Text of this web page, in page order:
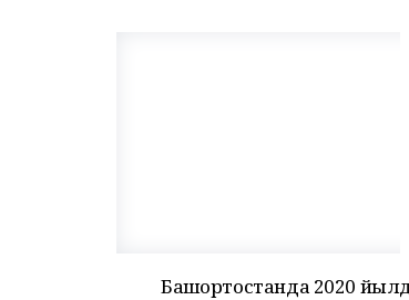
Башҡортостанда 2020